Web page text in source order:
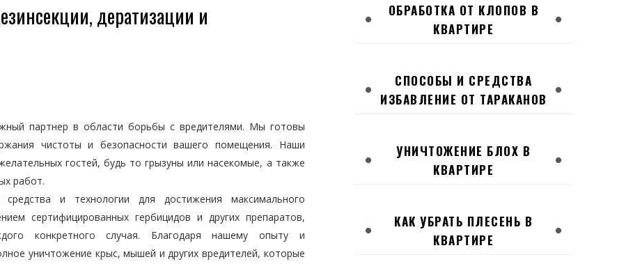
дератизации и
партнер в области борьбы с вредителями. Мы готовы
чистоты и безопасности вашего помещения. Наши
гостей, будь то грызуны или насекомые, а также
работ.
и технологии для достижения максимального
сертифицированных гербицидов и других препаратов,
конкретного случая. Благодаря нашему опыту и
уничтожение крыс, мышей и других вредителей, которые
ОБРАБОТКА ОТ КЛОПОВ В
КВАРТИРЕ
СПОСОБЫ И СРЕДСТВА
ИЗБАВЛЕНИЕ ОТ ТАРАКАНОВ
УНИЧТОЖЕНИЕ БЛОХ В
КВАРТИРЕ
КАК УБРАТЬ ПЛЕСЕНЬ В
КВАРТИРЕ